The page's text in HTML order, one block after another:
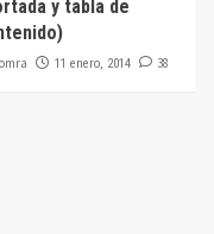
y tabla de
11 enero, 2014 38